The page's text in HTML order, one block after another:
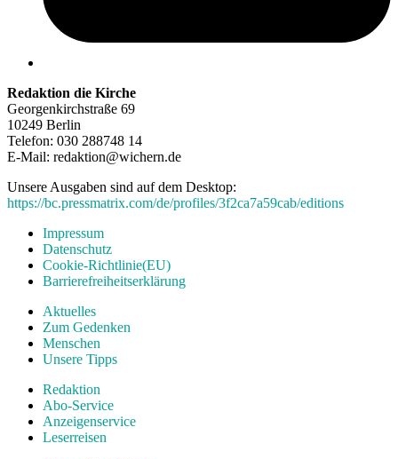
Redaktion die Kirche
Georgenkirchstraße 69
10249 Berlin
Telefon: 030 288748 14
E-Mail: redaktion@wichern.de
Unsere Ausgaben sind auf dem Desktop:
https://bc.pressmatrix.com/de/profiles/3f2ca7a59cab/editions
Impressum
Datenschutz
Cookie-Richtlinie(EU)
Barrierefreiheitserklärung
Aktuelles
Zum Gedenken
Menschen
Unsere Tipps
Redaktion
Abo-Service
Anzeigenservice
Leserreisen